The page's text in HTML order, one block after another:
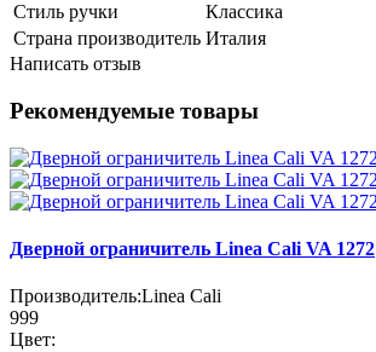
Стиль ручки
Классика
Страна производитель Италия
Написать отзыв
Рекомендуемые товары
Дверной ограничитель Linea Cali VA 1272
Производитель:Linea Cali
999
Цвет: